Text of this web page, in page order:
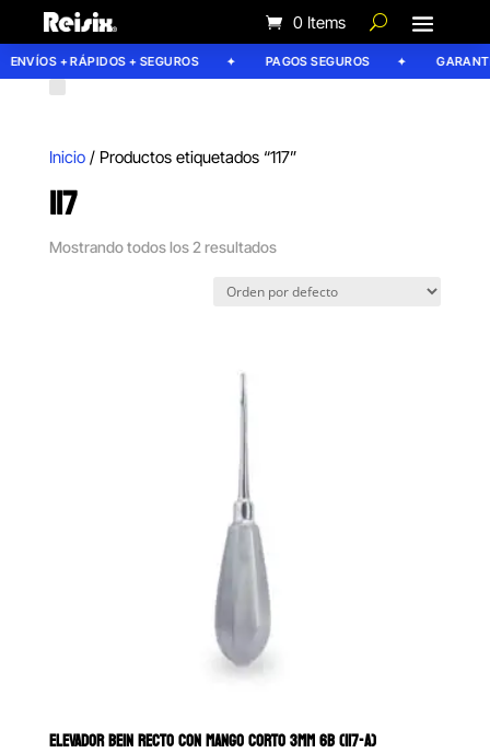
0 Items
ENVÍOS + RÁPIDOS + SEGUROS PAGOS SEGUROS
Inicio/ Productos etiquetados “117”
117
Mostrando todos los 2 resultados
ELEVADOR BEIN RECTO CON MANGO CORTO 3MM 6B (117-A)